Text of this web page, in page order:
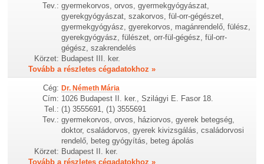
Tev.: gyermekorvos, orvos, gyermekgyógyászat,
gyerekgyógyászat, szakorvos, fül-orr-gégészet,
gyermekgyógyász, gyerekorvos, magánrendelő, fülész,
gyerekgyógyász, fülészet, orr-fül-gégész, fül-orr-
gégész, szakrendelés
Körzet: Budapest III. ker.
Tovább a részletes cégadatokhoz »
Cég: Dr. Németh Mária
Cím: 1026 Budapest II. ker., Szilágyi E. Fasor 18.
Tel.: (1) 3555691, (1) 3555691
Tev.: gyermekorvos, orvos, háziorvos, gyerek betegség,
doktor, családorvos, gyerek kivizsgálás, családorvosi
rendelő, beteg gyógyítás, beteg ápolás
Körzet: Budapest II. ker.
Tovább a részletes cégadatokhoz »